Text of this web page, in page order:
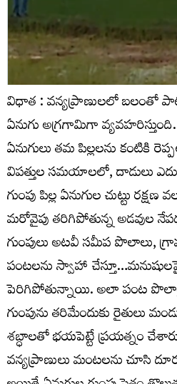
విధాత : వన్యప్రాణులలో బలంతో
ఏనుగు అగ్రగామిగా
ఏనుగులు తమ పిల్లలను కంటికి
విపత్తుల సమయాలలో, దాడులు
గుంపు పిల్ల ఏనుగుల చుట్టు
మరోవైపు తరిగిపోతున్న అడవుల
గుంపులు అటవీ సమీప పొలాలు,
పంటలను స్వాహా
పెరిగిపోతున్నాయి. అలా పంట
గుంపును తరిమేందుకు రైతులు
శబ్ధాలతో భయపెట్టే ప్రయత్నం
వన్యప్రాణులు మంటలను చూసి